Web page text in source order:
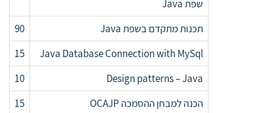
שפת Java
תכנות מתקדם בשפת Java
90
Java Database Connection with MySql
15
Design patterns – Java
10
הכנה למבחן ההסמכה OCAJP
15